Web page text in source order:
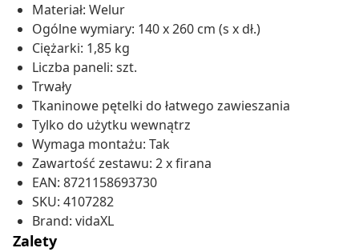
Materiał: Welur
Ogólne wymiary: 140 x 260 cm (s x dł.)
Ciężarki: 1,85 kg
Liczba paneli: szt.
Trwały
Tkaninowe pętelki do łatwego zawieszania
Tylko do użytku wewnątrz
Wymaga montażu: Tak
Zawartość zestawu: 2 x firana
EAN: 8721158693730
SKU: 4107282
Brand: vidaXL
Zalety